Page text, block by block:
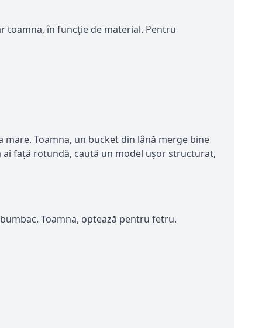
toamna, în funcție de material. Pentru
Toamna, un bucket din lână merge bine
ai față rotundă, caută un model ușor structurat,
Toamna, optează pentru fetru.